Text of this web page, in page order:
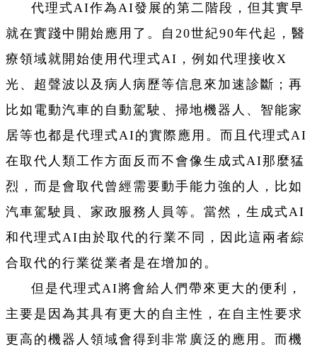
代理式AI作為AI發展的第二階段，但其實早
就在實踐中開始應用了。自20世紀90年代起，醫
療領域就開始使用代理式AI，例如代理接收X
光、超聲波以及病人病歷等信息來加速診斷；再
比如電動汽車的自動駕駛、掃地機器人、智能家
居等也都是代理式AI的實際應用。而且代理式AI
在取代人類工作方面反而不會像生成式AI那麼猛
烈，而是會取代曾經需要動手能力強的人，比如
汽車駕駛員、家政服務人員等。當然，生成式AI
和代理式AI由於取代的行業不同，因此這兩者綜
合取代的行業從業者是在增加的。
但是代理式AI將會給人們帶來更大的便利，
主要是因為其具有更大的自主性，在自主性要求
更高的機器人領域會得到非常廣泛的應用。而機